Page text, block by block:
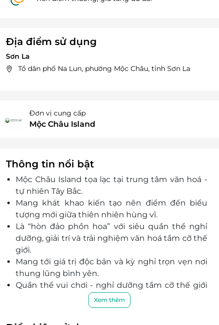
Địa điểm sử dụng
Sơn La
Tổ dân phố Na Lun, phường Mộc Châu, tỉnh Sơn La
Đơn vị cung cấp
Mộc Châu Island
Thông tin nổi bật
Mộc Châu Island tọa lạc tại trung tâm văn hoá -
tự nhiên Tây Bắc.
Mang khát khao kiến tạo nên điểm đến biểu
tượng mới giữa thiên nhiên hùng vĩ.
Là “hòn đảo phồn hoa” với siêu quần thể nghỉ
dưỡng, giải trí và trải nghiệm văn hoá tầm cỡ thế
giới.
Mang tới giá trị độc bản và kỳ nghỉ trọn vẹn nơi
thung lũng bình yên.
Quần thể vui chơi - nghỉ dưỡng tầm cỡ thế giới
hướng đến những trải nghiệm hạnh phúc nhất.
Nhiều hoạt động tham quan như động Chim
Thần, chợ dân tộc, vườn thú, hồ cá Koi, khu vui
Xem thêm